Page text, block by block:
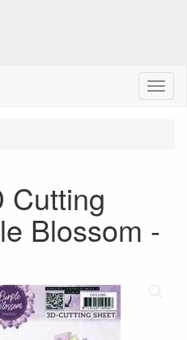
M
e
Cutting
Blossom -